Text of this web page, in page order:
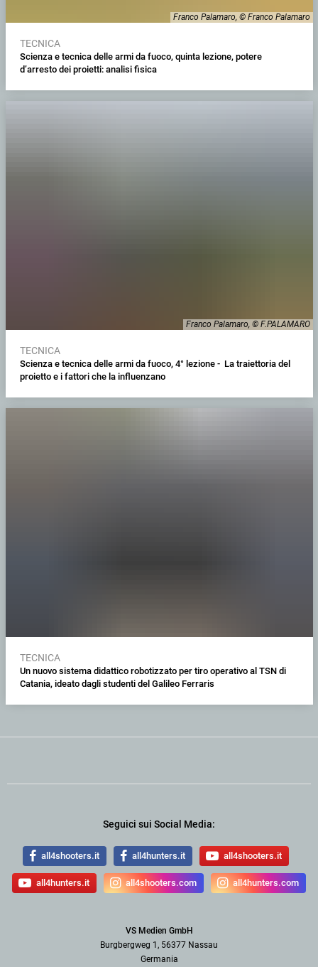
Franco Palamaro, © Franco Palamaro
TECNICA
Scienza e tecnica delle armi da fuoco, quinta lezione, potere
d’arresto dei proietti: analisi fisica
Franco Palamaro, © F.PALAMARO
TECNICA
Scienza e tecnica delle armi da fuoco, 4° lezione - La traiettoria del
proietto e i fattori che la influenzano
TECNICA
Un nuovo sistema didattico robotizzato per tiro operativo al TSN di
Catania, ideato dagli studenti del Galileo Ferraris
Seguici sui Social Media:
all4shooters.it all4hunters.it all4shooters.it
all4hunters.it all4shooters.com all4hunters.com
VS Medien GmbH
Burgbergweg 1, 56377 Nassau
Germania